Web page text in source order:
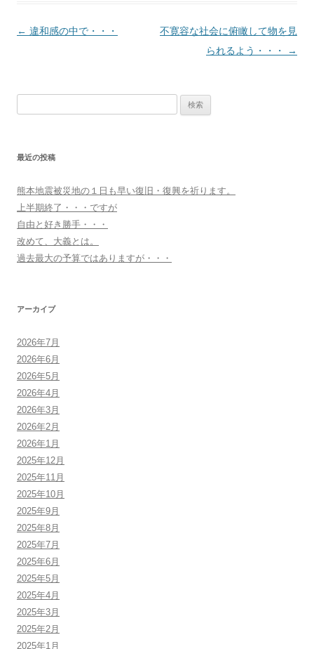
投
ン
← 違和感の中で・・・
不寛容な社会に俯瞰して物を見
られるよう・・・
→
最近の投稿
熊本地震被災地の１日も早い復旧・復興を祈ります。
上半期終了・・・ですが
自由と好き勝手・・・
改めて、大義とは。
過去最大の予算ではありますが・・・
アーカイブ
2026年7月
2026年6月
2026年5月
2026年4月
2026年3月
2026年2月
2026年1月
2025年12月
2025年11月
2025年10月
2025年9月
2025年8月
2025年7月
2025年6月
2025年5月
2025年4月
2025年3月
2025年2月
2025年1月